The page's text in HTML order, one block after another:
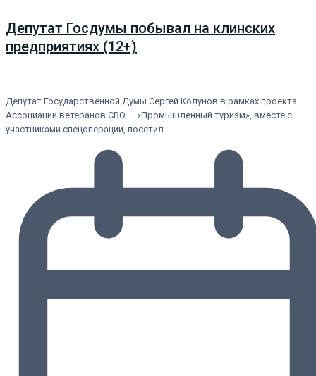
Депутат Госдумы побывал на клинских
предприятиях (12+)
Депутат Государственной Думы Сергей Колунов в рамках проекта
Ассоциации ветеранов СВО — «Промышленный туризм», вместе с
участниками спецоперации, посетил…